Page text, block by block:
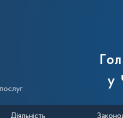
Державної
у
Діяльність